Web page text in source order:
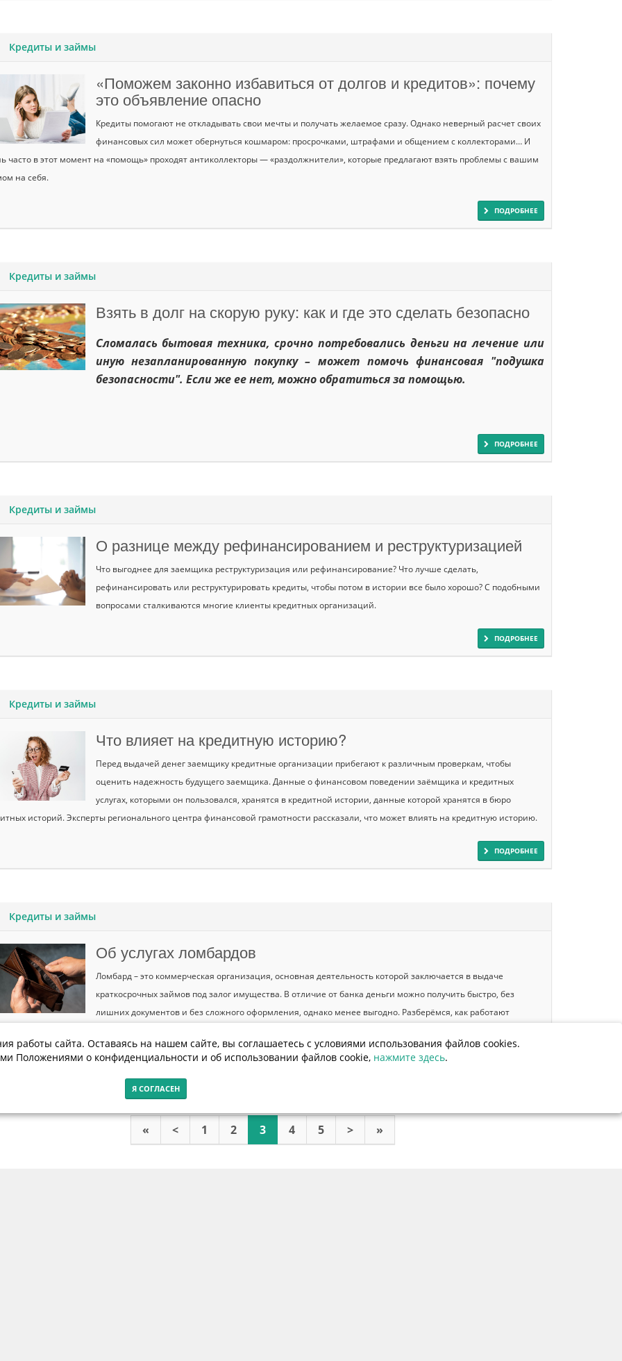
Кредиты и займы
«Поможем законно избавиться от долгов и кредитов»: почему
это объявление опасно
Кредиты помогают не откладывать свои мечты и получать желаемое сразу. Однако неверный расчет своих
финансовых сил может обернуться кошмаром: просрочками, штрафами и общением с коллекторами… И
часто в этот момент на «помощь» проходят антиколлекторы — «раздолжнители», которые предлагают взять проблемы с вашим
на себя.
ПОДРОБНЕЕ
Кредиты и займы
Взять в долг на скорую руку: как и где это сделать безопасно
Сломалась бытовая техника, срочно потребовались деньги на лечение или
иную незапланированную покупку – может помочь финансовая "подушка
безопасности". Если же ее нет, можно обратиться за помощью.
ПОДРОБНЕЕ
Кредиты и займы
О разнице между рефинансированием и реструктуризацией
Что выгоднее для заемщика реструктуризация или рефинансирование? Что лучше сделать,
рефинансировать или реструктурировать кредиты, чтобы потом в истории все было хорошо? С подобными
вопросами сталкиваются многие клиенты кредитных организаций.
ПОДРОБНЕЕ
Кредиты и займы
Что влияет на кредитную историю?
Перед выдачей денег заемщику кредитные организации прибегают к различным проверкам, чтобы
оценить надежность будущего заемщика. Данные о финансовом поведении заёмщика и кредитных
услугах, которыми он пользовался, хранятся в кредитной истории, данные которой хранятся в бюро
историй. Эксперты регионального центра финансовой грамотности рассказали, что может влиять на кредитную историю.
ПОДРОБНЕЕ
Кредиты и займы
Об услугах ломбардов
Ломбард – это коммерческая организация, основная деятельность которой заключается в выдаче
краткосрочных займов под залог имущества. В отличие от банка деньги можно получить быстро, без
лишних документов и без сложного оформления, однако менее выгодно. Разберёмся, как работают
« < 1 2 3 4 5 > »
работы сайта. Оставаясь на нашем сайте, вы соглашаетесь с условиями использования файлов cookies.
Положениями о конфиденциальности и об использовании файлов cookie, нажмите здесь.
Я СОГЛАСЕН